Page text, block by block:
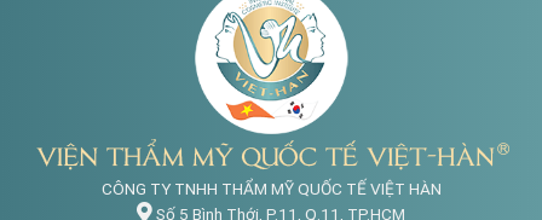
CÔNG TY TNHH THẨM MỸ QUỐC TẾ VIỆT HÀN
Số 5 Bình Thới, P.11, Q.11, TP.HCM